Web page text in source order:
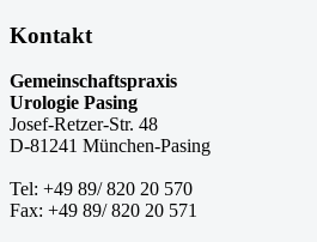
Kontakt
Gemeinschaftspraxis
Urologie Pasing
Josef-Retzer-Str. 48
D-81241 München-Pasing
Tel: +49 89/ 820 20 570
Fax: +49 89/ 820 20 571